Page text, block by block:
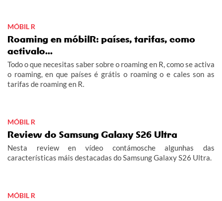
MÓBIL R
Roaming en móbilR: países, tarifas, como
activalo...
Todo o que necesitas saber sobre o roaming en R, como se activa
o roaming, en que países é grátis o roaming o e cales son as
tarifas de roaming en R.
MÓBIL R
Review do Samsung Galaxy S26 Ultra
Nesta review en vídeo contámosche algunhas das
características máis destacadas do Samsung Galaxy S26 Ultra.
MÓBIL R